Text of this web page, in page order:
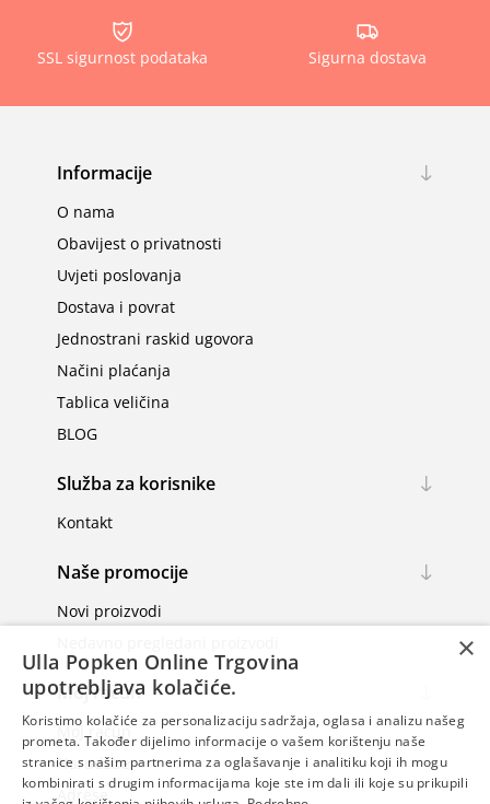
SSL sigurnost podataka Sigurna dostava
Informacije
O nama
Obavijest o privatnosti
Uvjeti poslovanja
Dostava i povrat
Jednostrani raskid ugovora
Načini plaćanja
Tablica veličina
BLOG
Služba za korisnike
Kontakt
Naše promocije
Novi proizvodi
Moj račun
Moj račun
Narudžbe
Adrese
×
Ulla Popken Online Trgovina
upotrebljava kolačiće.
Koristimo kolačiće za personalizaciju sadržaja, oglasa i analizu našeg
prometa. Također dijelimo informacije o vašem korištenju naše
stranice s našim partnerima za oglašavanje i analitiku koji ih mogu
kombinirati s drugim informacijama koje ste im dali ili koje su prikupili